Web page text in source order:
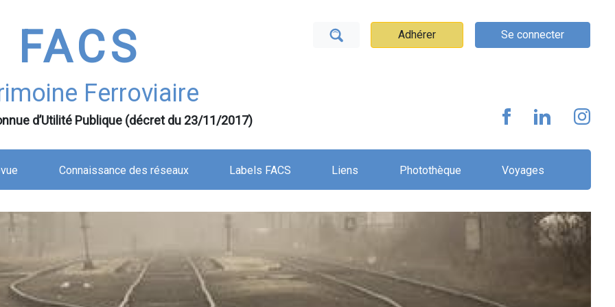
FACS
Ferroviaire
d’Utilité Publique (décret du 23/11/2017)
Adhérer Se connecter
Connaissance des réseaux Labels FACS Liens Photothèque Voyages